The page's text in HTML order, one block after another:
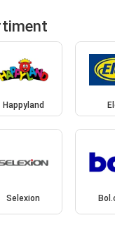
Happyland
Selexion